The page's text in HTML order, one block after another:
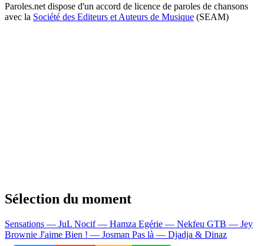
Paroles.net dispose d'un accord de licence de paroles de chansons
avec la Société des Editeurs et Auteurs de Musique (SEAM)
Sélection du moment
Sensations — JuL Nocif — Hamza Egérie — Nekfeu GTB — Jey
Brownie J'aime Bien ! — Josman Pas là — Djadja & Dinaz